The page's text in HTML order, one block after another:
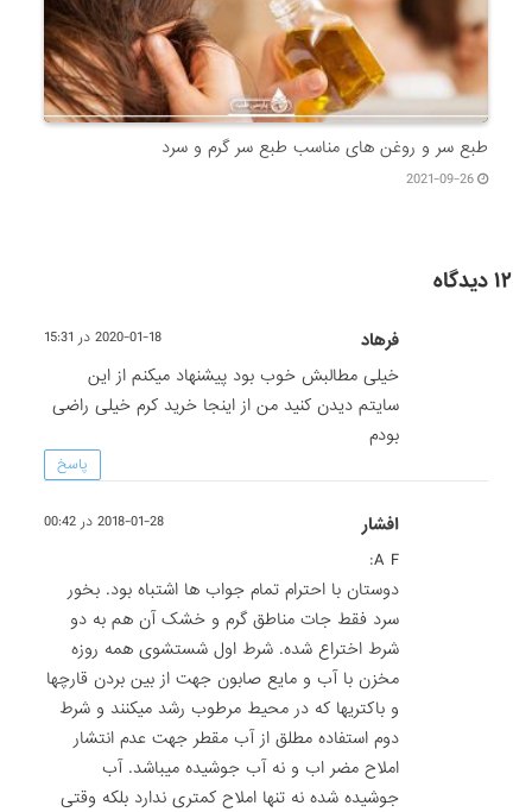
طبع سر و روغن های مناسب طبع سر گرم و سرد
2021-09-26
۱۲ دیدگاه
فرهاد 2020-01-18 در 15:31
خیلی مطالبش خوب بود پیشنهاد میکنم از این
سایتم دیدن کنید من از اینجا خرید کرم خیلی راضی
بودم
پاسخ
افشار 2018-01-28 در 00:42
A F:
دوستان با احترام تمام جواب ها اشتباه بود. بخور
سرد فقط جات مناطق گرم و خشک آن هم به دو
شرط اختراع شده. شرط اول شستشوی همه روزه
مخزن با آب و مایع صابون جهت از بین بردن قارچها
و باکتریها که در محیط مرطوب رشد میکنند و شرط
دوم استفاده مطلق از آب مقطر جهت عدم انتشار
املاح مضر اب و نه آب جوشیده میباشد. آب
جوشیده شده نه تنها املاح کمتری ندارد بلکه وقتی